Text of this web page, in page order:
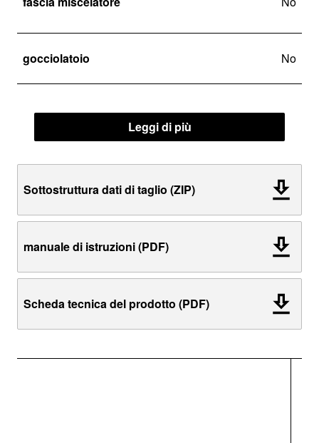
gocciolatoio No
Leggi di più
Sottostruttura dati di taglio (ZIP)
manuale di istruzioni (PDF)
Scheda tecnica del prodotto (PDF)